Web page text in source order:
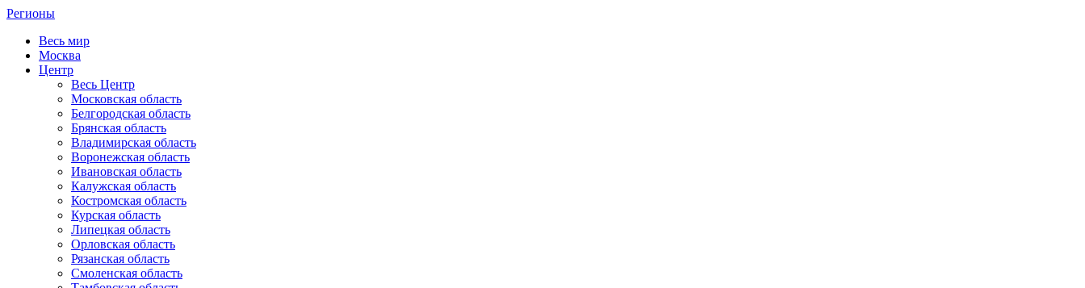
Регионы
Весь мир
Москва
Центр
Весь Центр
Московская область
Белгородская область
Брянская область
Владимирская область
Воронежская область
Ивановская область
Калужская область
Костромская область
Курская область
Липецкая область
Орловская область
Рязанская область
Смоленская область